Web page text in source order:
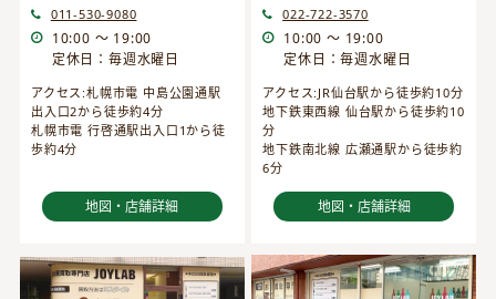
011-530-9080
10:00 ～ 19:00
定休日：毎週水曜日
アクセス:札幌市電 中島公園通駅
出入口2から徒歩約4分
札幌市電 行啓通駅出入口1から徒
歩約4分
地図・店舗詳細
022-722-3570
10:00 ～ 19:00
定休日：毎週水曜日
アクセス:JR仙台駅から徒歩約10分
地下鉄東西線 仙台駅から徒歩約10
分
地下鉄南北線 広瀬通駅から徒歩約
6分
地図・店舗詳細